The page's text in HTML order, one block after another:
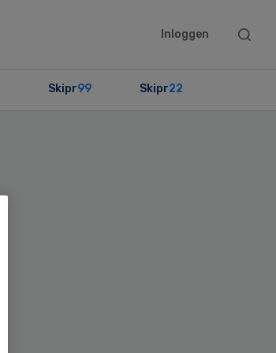
Inloggen
Search
Skipr99 Skipr22